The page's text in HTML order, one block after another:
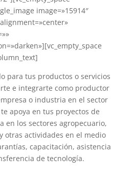
image=»15914″
para tus productos o servicios
e integrarte como productor
o industria en el sector
apoya en tus proyectos de
en los sectores agropecuario,
otras actividades en el medio
capacitación, asistencia
de tecnología.